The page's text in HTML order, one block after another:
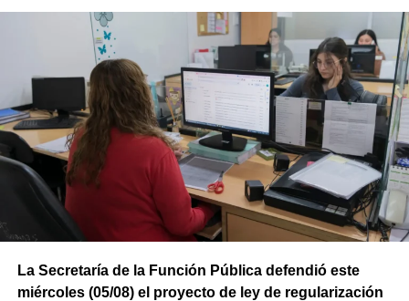
La Secretaría de la Función Pública defendió este
miércoles (05/08) el proyecto de ley de regularización